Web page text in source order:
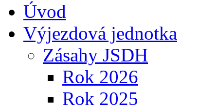
Úvod
Výjezdová jednotka
Zásahy JSDH
Rok 2026
Rok 2025